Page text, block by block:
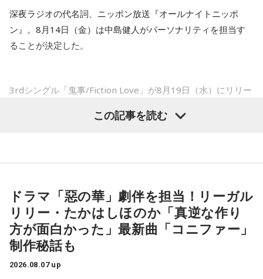
――以前から痛みはあったのでしょうか？
山田「痛みがない範囲でできていたのですが、痛みの場所が
動いてしまって、数ミリでも痛みの場所が動くだけで痛みが
変わってくるので」
――実戦復帰まで4ヶ月という診断のもと、ファームで最初に
ラーが出たり、身体との感覚がつながりずらかったりするな
かで、本当にトレーナーさんのおかげでうまくやっていただ
きました」
――石垣島で自主トレをともにした後輩である篠原響投手の
活躍をどうご覧になられましたか？
深夜ラジオの代名詞、ニッポン放送『オールナイトニッポ
ン』。8月14日（金）は中島健人がパーソナリティを担当す
ることが決定した。
3rdシングル「鬼事/Fiction Love」が8月19日（水）にリリー
ティを初めて担当する。番組では、新曲「鬼事/Fiction
盛りだくさんの内容でお届けする一夜限りの特別番組『中島
健人のオールナイトニッポン』は8月14日(金)25時からニッポ
ン放送をキーステーションに全国ネットで放送。
この記事を読む
ドラマ「惡の華」劇伴を担当！リーガル
リリー・たかはしほのか「真逆な作り
方が面白かった」最新曲「コニファー」
制作秘話も
2026.08.07 up